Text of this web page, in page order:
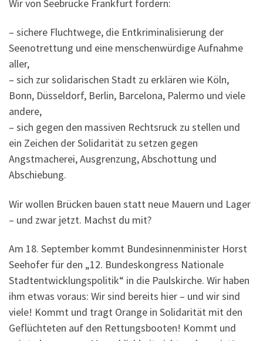
Wir von Seebrücke Frankfurt fordern:
– sichere Fluchtwege, die Entkriminalisierung der
Seenotrettung und eine menschenwürdige Aufnahme
aller,
– sich zur solidarischen Stadt zu erklären wie Köln,
Bonn, Düsseldorf, Berlin, Barcelona, Palermo und viele
andere,
– sich gegen den massiven Rechtsruck zu stellen und
ein Zeichen der Solidarität zu setzen gegen
Angstmacherei, Ausgrenzung, Abschottung und
Abschiebung.
Wir wollen Brücken bauen statt neue Mauern und Lager
– und zwar jetzt. Machst du mit?
Am 18. September kommt Bundesinnenminister Horst
Seehofer für den „12. Bundeskongress Nationale
Stadtentwicklungspolitik“ in die Paulskirche. Wir haben
ihm etwas voraus: Wir sind bereits hier – und wir sind
viele! Kommt und tragt Orange in Solidarität mit den
Geflüchteten auf den Rettungsbooten! Kommt und